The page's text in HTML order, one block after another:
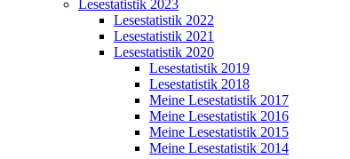
Lesestatistik 2023
Lesestatistik 2022
Lesestatistik 2021
Lesestatistik 2020
Lesestatistik 2019
Lesestatistik 2018
Meine Lesestatistik 2017
Meine Lesestatistik 2016
Meine Lesestatistik 2015
Meine Lesestatistik 2014